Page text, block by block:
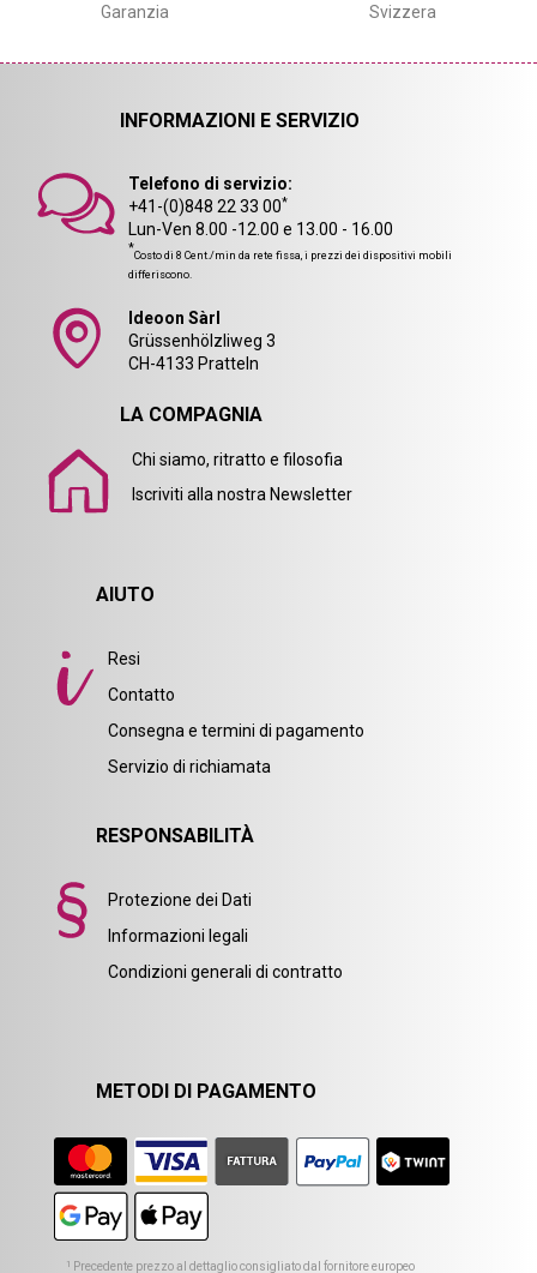
Garanzia
Svizzera
INFORMAZIONI E SERVIZIO
Telefono di servizio:
+41-(0)848 22 33 00*
Lun-Ven 8.00 -12.00 e 13.00 - 16.00
*Costo di 8 Cent./min da rete fissa, i prezzi dei dispositivi mobili
differiscono.
Ideoon Sàrl
Grüssenhölzliweg 3
CH-4133 Pratteln
LA COMPAGNIA
Chi siamo, ritratto e filosofia
Iscriviti alla nostra Newsletter
AIUTO
Resi
Contatto
Consegna e termini di pagamento
Servizio di richiamata
RESPONSABILITÀ
Protezione dei Dati
Informazioni legali
Condizioni generali di contratto
METODI DI PAGAMENTO
1 Precedente prezzo al dettaglio consigliato dal fornitore europeo